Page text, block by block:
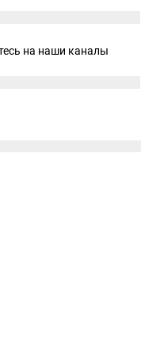
на наши каналы